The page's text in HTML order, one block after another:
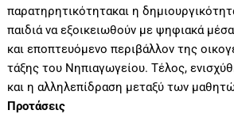
παρατηρητικότητακαι η
παιδιά να εξοικειωθούν με ψηφιακά
και εποπτευόμενο περιβάλλον της
τάξης του Νηπιαγωγείου. Τέλος,
και η αλληλεπίδραση μεταξύ των
Προτάσεις